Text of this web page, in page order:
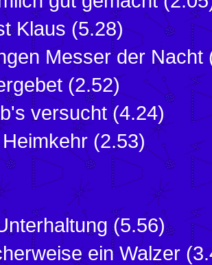
Klaus (5.28)
Messer der Nacht
(2.52)
versucht (4.24)
(2.53)
(5.56)
ein Walzer